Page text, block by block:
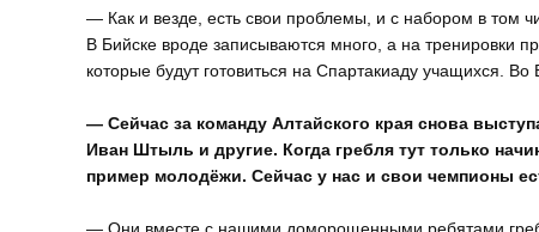
— Как и везде, есть свои проблемы, и с набором в том
В Бийске вроде записываются много, а на тренировки
которые будут готовиться на Спартакиаду учащихся.
— Сейчас за команду Алтайского края снова
Иван Штыль и другие. Когда гребля тут только
пример молодёжи. Сейчас у нас и свои чемпионы
— Они вместе с нашими доморощенными ребятами